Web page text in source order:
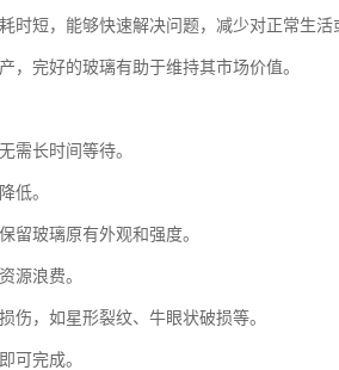
时短，能够快速解决问题，减少对正常生活
，完好的玻璃有助于维持其市场价值。
需长时间等待。
低。
留玻璃原有外观和强度。
源浪费。
伤，如星形裂纹、牛眼状破损等。
可完成。